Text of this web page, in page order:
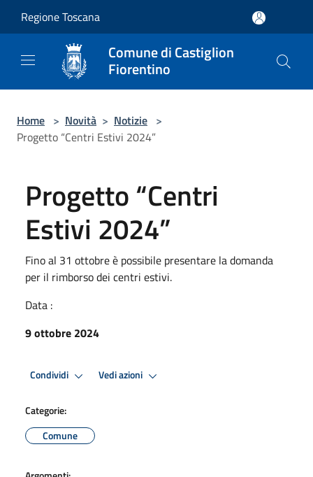
Regione Toscana
Comune di Castiglion
Fiorentino
Home > Novità > Notizie >
Progetto “Centri Estivi 2024”
Progetto “Centri
Estivi 2024”
Fino al 31 ottobre è possibile presentare la domanda
per il rimborso dei centri estivi.
Data :
9 ottobre 2024
Condividi Vedi azioni
Categorie:
Comune